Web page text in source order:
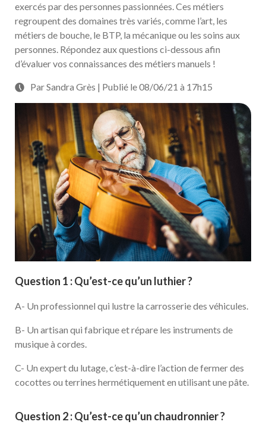
exercés par des personnes passionnées. Ces métiers
regroupent des domaines très variés, comme l’art, les
métiers de bouche, le BTP, la mécanique ou les soins aux
personnes. Répondez aux questions ci-dessous afin
d’évaluer vos connaissances des métiers manuels !
Par Sandra Grès | Publié le 08/06/21 à 17h15
Question 1 : Qu’est-ce qu’un luthier ?
A- Un professionnel qui lustre la carrosserie des véhicules.
B- Un artisan qui fabrique et répare les instruments de
musique à cordes.
C- Un expert du lutage, c’est-à-dire l’action de fermer des
cocottes ou terrines hermétiquement en utilisant une pâte.
Question 2 : Qu’est-ce qu’un chaudronnier ?